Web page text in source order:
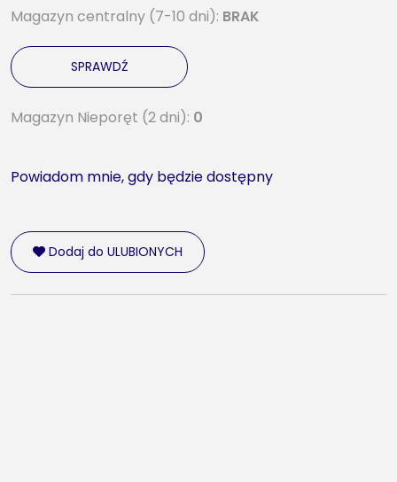
Magazyn centralny (7-10 dni): BRAK
SPRAWDŹ
Magazyn Nieporęt (2 dni): 0
Powiadom mnie, gdy będzie dostępny
Dodaj do ULUBIONYCH